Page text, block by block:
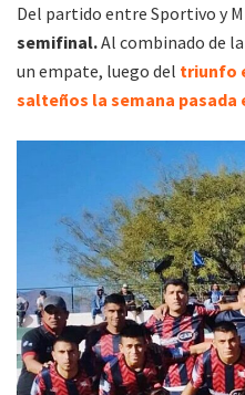
Del partido entre Sportivo y
semifinal.Al combinado de
un empate, luego del triunfo
salteños la semana pasada